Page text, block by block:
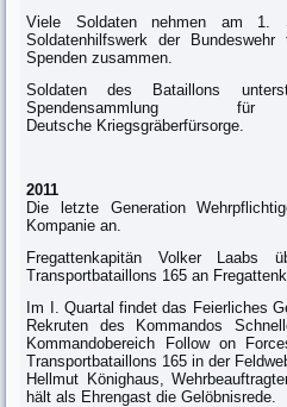
Viele Soldaten nehmen am 1.
Soldatenhilfswerk der
Spenden zusammen.
Soldaten des Bataillons
Spendensammlung
Deutsche Kriegsgräberfürsorge.
2011
Die letzte Generation
Kompanie an.
Fregattenkapitän Volker Laabs
Transportbataillons 165 an
Im I. Quartal findet das Feierliches
Rekruten des Kommandos
Kommandobereich Follow on
Transportbataillons 165 in der
Hellmut Könighaus,
hält als Ehrengast die Gelöbnisrede.